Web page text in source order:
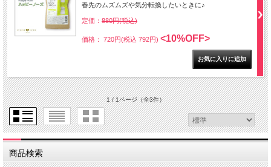
春先のムズムズや気分転換したいときに♪
定価： 880円(税込)
価格： 720円(税込 792円) <10%OFF>
1 / 1ページ（全3件）
商品検索